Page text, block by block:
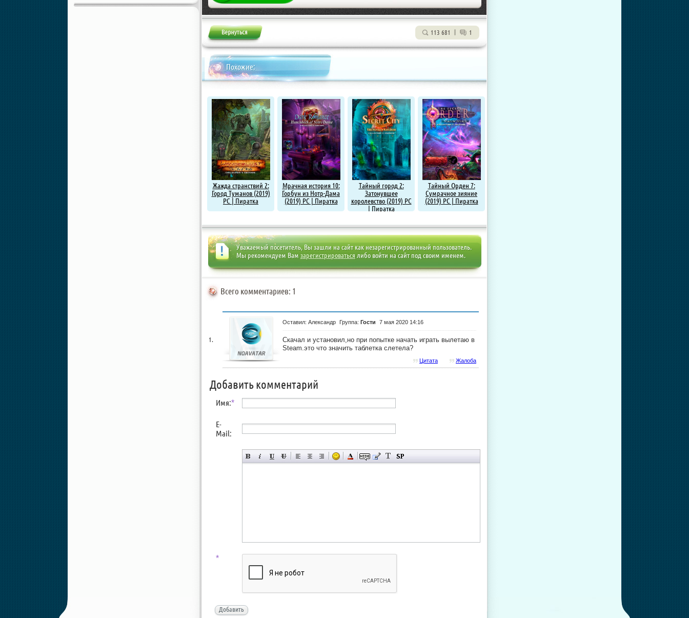
113 681 1
Похожие:
Жажда странствий 2:
Город Туманов (2019)
PC | Пиратка
Мрачная история 10:
Горбун из Нотр-Дама
(2019) PC | Пиратка
Тайный город 2:
Затонувшее
королевство (2019) PC
| Пиратка
Тайный Орден 7:
Сумрачное зияние
(2019) PC | Пиратка
Уважаемый посетитель, Вы зашли на сайт как незарегистрированный пользователь.
Мы рекомендуем Вам зарегистрироватьсялибо войти на сайт под своим именем.
Всего комментариев: 1
Оставил: Александр Группа: Гости 7 мая 2020 14:16
Скачал и установил,но при попытке начать играть вылетаю в
Steam.это что значить таблетка слетела?
Жалоба
Цитата
Добавить комментарий
Имя:*
E-
Mail:
*
Добавить